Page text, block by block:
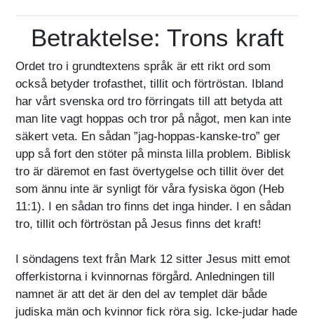
Betraktelse: Trons kraft
Ordet tro i grundtextens språk är ett rikt ord som
också betyder trofasthet, tillit och förtröstan. Ibland
har vårt svenska ord tro förringats till att betyda att
man lite vagt hoppas och tror på något, men kan inte
säkert veta. En sådan ”jag-hoppas-kanske-tro” ger
upp så fort den stöter på minsta lilla problem. Biblisk
tro är däremot en fast övertygelse och tillit över det
som ännu inte är synligt för våra fysiska ögon (Heb
11:1). I en sådan tro finns det inga hinder. I en sådan
tro, tillit och förtröstan på Jesus finns det kraft!
I söndagens text från Mark 12 sitter Jesus mitt emot
offerkistorna i kvinnornas förgård. Anledningen till
namnet är att det är den del av templet där både
judiska män och kvinnor fick röra sig. Icke-judar hade